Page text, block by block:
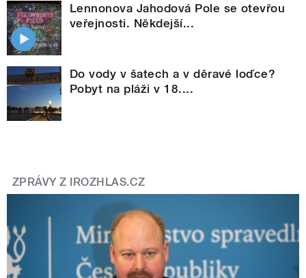
Lennonova Jahodová Pole se otevřou
veřejnosti. Někdejší...
Do vody v šatech a v děravé loďce?
Pobyt na pláži v 18....
ZPRÁVY Z IROZHLAS.CZ